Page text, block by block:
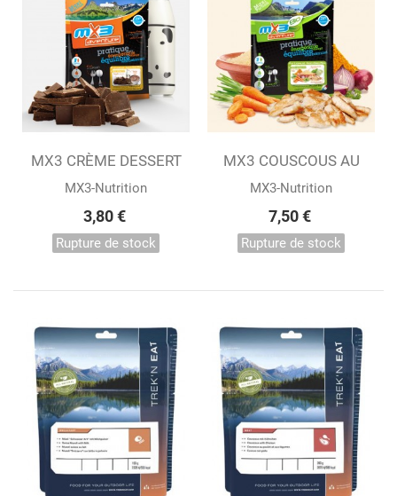
MX3 CRÈME DESSERT
LYOPHILISÉE AU...
MX3-Nutrition
3,80 €
Rupture de stock
MX3 COUSCOUS AU
POULET BIO...
MX3-Nutrition
7,50 €
Rupture de stock